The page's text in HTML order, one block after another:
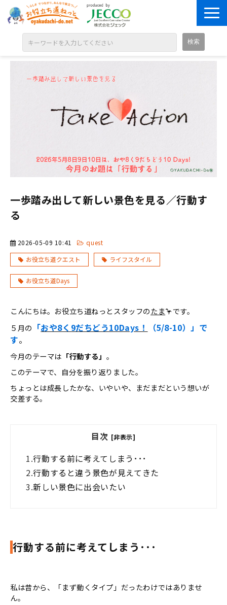
目的別に探す
ジャンル別に探す
シリーズ別に探す
GALLERY
お知らせ
SOLUTION
一歩踏み出して新しい景色を見る／行動す
る
2026-05-09 10:41
quest
お役立ち道クエスト
ライフスタイル
お役立ち道Days
こんにちは。お役立ち道ねっとスタッフのたま🦩です。
５月の 「おや8く9だちどう10Days！
（5/8-10）」で
す。
今月のテーマは 「行動する」 。
このテーマで、自分を振り返りました。
ちょっとは成長したかな、いやいや、まだまだという想いが
交差する。
目次 [非表示]
1.行動する前に考えてしまう･･･
2.行動すると違う景色が見えてきた
3.新しい景色に出会いたい
行動する前に考えてしまう･･･
私は昔から、「まず動くタイプ」だったわけではありませ
ん。